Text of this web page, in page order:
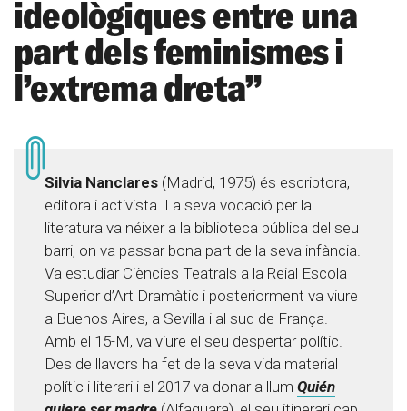
ideològiques entre una
part dels feminismes i
l’extrema dreta”
Silvia Nanclares (Madrid, 1975) és escriptora,
editora i activista. La seva vocació per la
literatura va néixer a la biblioteca pública del seu
barri, on va passar bona part de la seva infància.
Va estudiar Ciències Teatrals a la Reial Escola
Superior d’Art Dramàtic i posteriorment va viure
a Buenos Aires, a Sevilla i al sud de França.
Amb el 15-M, va viure el seu despertar polític.
Des de llavors ha fet de la seva vida material
polític i literari i el 2017 va donar a llum Quién